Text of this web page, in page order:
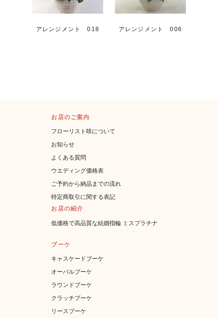
アレンジメント 018 アレンジメント 006
お店のご案内
フローリスト咲について
お知らせ
よくある質問
ウエディング価格表
ご予約から納品までの流れ
特定商取引に関する表記
お店の紹介
低価格で高品質な結婚指輪 ミスプラチナ
ブーケ
キャスケードブーケ
オーバルブーケ
ラウンドブーケ
クラッチブーケ
リースブーケ